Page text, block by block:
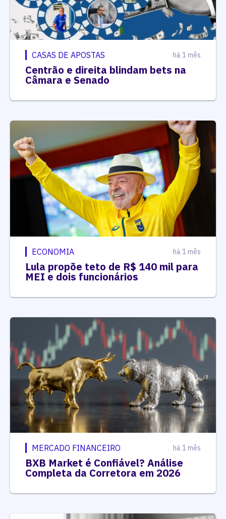
CASAS DE APOSTAS há 1 mês
Centrão e direita blindam bets na
Câmara e Senado
ECONOMIA há 1 mês
Lula propõe teto de R$ 140 mil para
MEI e dois funcionários
MERCADO FINANCEIRO há 1 mês
BXB Market é Confiável? Análise
Completa da Corretora em 2026